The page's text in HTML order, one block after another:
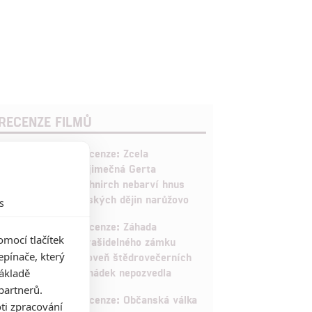
FILMŮ
Recenze: Zcela
výjimečná Gerta
Schnirch nebarví hnus
českých dějin narůžovo
5
Recenze: Záhada
strašidelného zámku
úroveň štědrovečerních
pohádek nepozvedla
Recenze: Občanská válka
tlačítek
který
zpracování